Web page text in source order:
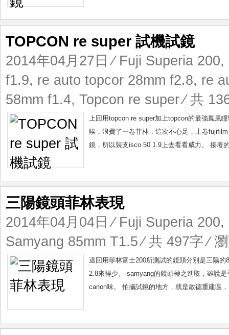
TOPCON re super 試機試鏡
2014年04月27日 ⁄ Fuji Superia 200,
f1.9, re auto topcor 28mm f2.8, re
58mm f1.4, Topcon re super⁄ 共
上回用topcon re super加上topcon的最強鳳凰
唉，浪費了一卷菲林，這次不心足，上卷
鏡，所以裝支isco 50 1.9上去看看威力。 接著
三陽鏡頭菲林表現
2014年04月04日 ⁄ Fuji Superia 200,
Samyang 85mm T1.5⁄ 共 497字 ⁄
這回用菲林富士200所測試的鏡頭分別是三陽
2.8來得少。 samyang的鏡頭極之進取，雖說
canon味。 拍攝試鏡的地方，就是啟德重建區